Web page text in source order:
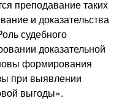
преподавание таких
и доказательства
судебного
доказательной
формирования
при выявлении
выгоды».